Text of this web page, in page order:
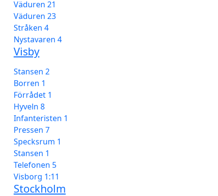
Väduren 21
Väduren 23
Stråken 4
Nystavaren 4
Visby
Stansen 2
Borren 1
Förrådet 1
Hyveln 8
Infanteristen 1
Pressen 7
Specksrum 1
Stansen 1
Telefonen 5
Visborg 1:11
Stockholm